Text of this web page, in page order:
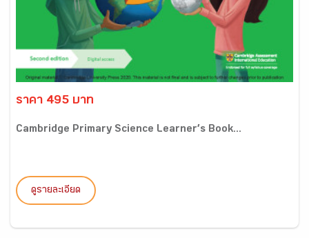
ราคา 495 บาท
Cambridge Primary Science Learner’s Book...
ดูรายละเอียด